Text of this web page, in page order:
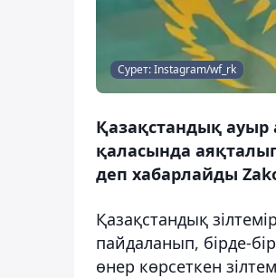
Сурет: Instagram/wf_rk
Қазақстандық ауыр
қаласында
деп хабарлайды
Қазақстандық
пайдаланып, бірде-
өнер көрсеткен